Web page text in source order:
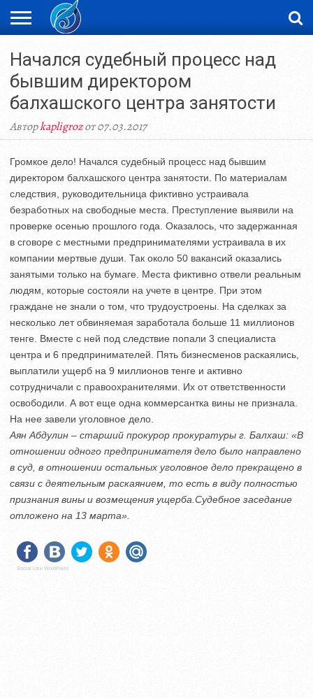
НОВОСТИ
ВИДЕО
ФОТОРЕПОРТАЖИ
ОРКЕН
Начался судебный процесс над
бывшим директором
балхашского центра занятости
Авторkapligrozот 07.03.2017
Громкое дело! Начался судебный процесс над бывшим
директором балхашского центра занятости. По материалам
следствия, руководительница фиктивно устраивала
безработных на свободные места. Преступление выявили на
проверке осенью прошлого года. Оказалось, что задержанная
в сговоре с местными предпринимателями устраивала в их
компании мертвые души. Так около 50 вакансий оказались
занятыми только на бумаге. Места фиктивно отвели реальным
людям, которые состояли на учете в центре. При этом
граждане не знали о том, что трудоустроены. На сделках за
несколько лет обвиняемая заработала больше 11 миллионов
тенге. Вместе с ней под следствие попали 3 специалиста
центра и 6 предпринимателей. Пять бизнесменов раскаялись,
выплатили ущерб на 9 миллионов тенге и активно
сотрудничали с правоохранителями. Их от ответственности
освободили. А вот еще одна коммерсантка вины не признала.
На нее завели уголовное дело.
Аян Абдулин – старший прокурор прокуратуры г. Балхаш: «В
отношении одного предпринимателя дело было направлено
в суд, в отношении остальных уголовное дело прекращено в
связи с деятельным раскаянием, то есть в виду полностью
признания вины и возмещения ущерба.Судебное заседание
отложено на 13 марта».
Social Like WordPress